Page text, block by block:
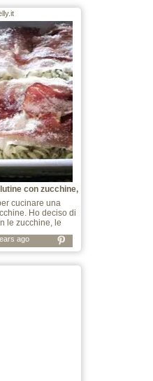
con zucchine,
cucinare una
Ho deciso di
le zucchine, le
ago